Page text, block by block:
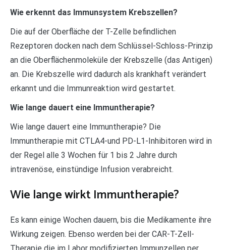
Wie erkennt das Immunsystem Krebszellen?
Die auf der Oberfläche der T-Zelle befindlichen
Rezeptoren docken nach dem Schlüssel-Schloss-Prinzip
an die Oberflächenmoleküle der Krebszelle (das Antigen)
an. Die Krebszelle wird dadurch als krankhaft verändert
erkannt und die Immunreaktion wird gestartet.
Wie lange dauert eine Immuntherapie?
Wie lange dauert eine Immuntherapie? Die
Immuntherapie mit CTLA4-und PD-L1-Inhibitoren wird in
der Regel alle 3 Wochen für 1 bis 2 Jahre durch
intravenöse, einstündige Infusion verabreicht.
Wie lange wirkt Immuntherapie?
Es kann einige Wochen dauern, bis die Medikamente ihre
Wirkung zeigen. Ebenso werden bei der CAR-T-Zell-